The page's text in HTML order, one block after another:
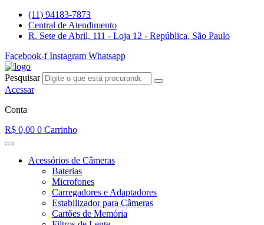
para
(11) 94183-7873
Central de Atendimento
R. Sete de Abril, 111 - Loja 12 - República, São Paulo
Facebook-f Instagram Whatsapp
Pesquisar
Acessar
Conta
R$ 0,00 0 Carrinho
Acessórios de Câmeras
Baterias
Microfones
Carregadores e Adaptadores
Estabilizador para Câmeras
Cartões de Memória